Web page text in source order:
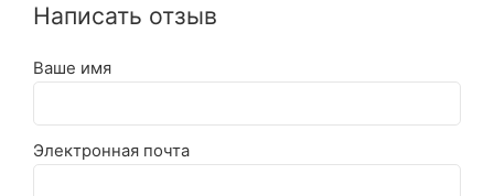
Написать отзыв
Ваше имя
Электронная почта